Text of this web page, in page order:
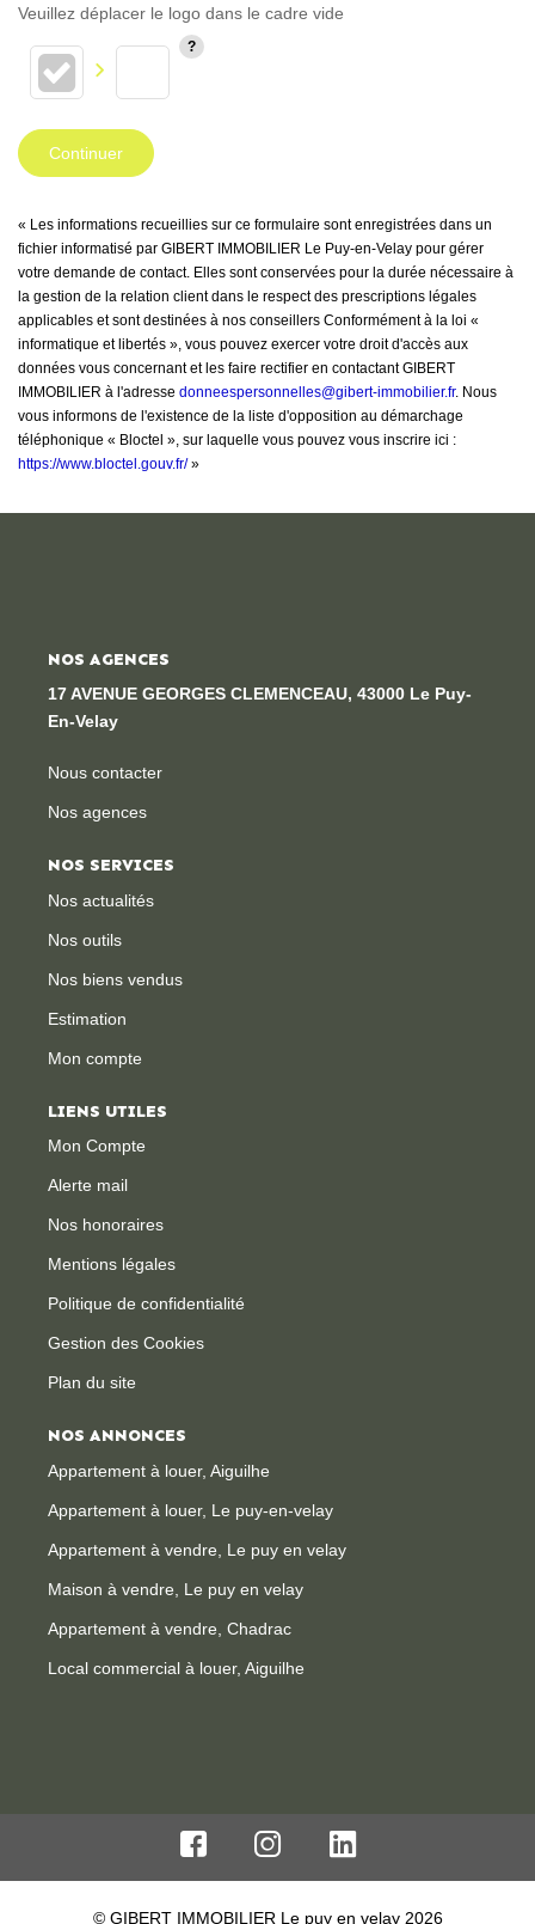
Veuillez déplacer le logo dans le cadre vide
Continuer
« Les informations recueillies sur ce formulaire sont enregistrées dans un
fichier informatisé par GIBERT IMMOBILIER Le Puy-en-Velay pour gérer
votre demande de contact. Elles sont conservées pour la durée nécessaire à
la gestion de la relation client dans le respect des prescriptions légales
applicables et sont destinées à nos conseillers Conformément à la loi «
informatique et libertés », vous pouvez exercer votre droit d'accès aux
données vous concernant et les faire rectifier en contactant GIBERT
IMMOBILIER à l'adresse donneespersonnelles@gibert-immobilier.fr. Nous
vous informons de l'existence de la liste d'opposition au démarchage
téléphonique « Bloctel », sur laquelle vous pouvez vous inscrire ici :
https://www.bloctel.gouv.fr/»
NOS AGENCES
17 AVENUE GEORGES CLEMENCEAU, 43000 Le Puy-
En-Velay
Nous contacter
Nos agences
NOS SERVICES
Nos actualités
Nos outils
Nos biens vendus
Estimation
Mon compte
LIENS UTILES
Mon Compte
Alerte mail
Nos honoraires
Mentions légales
Politique de confidentialité
Gestion des Cookies
Plan du site
NOS ANNONCES
Appartement à louer, Aiguilhe
Appartement à louer, Le puy-en-velay
Appartement à vendre, Le puy en velay
Maison à vendre, Le puy en velay
Appartement à vendre, Chadrac
Local commercial à louer, Aiguilhe
© GIBERT IMMOBILIER Le puy en velay 2026